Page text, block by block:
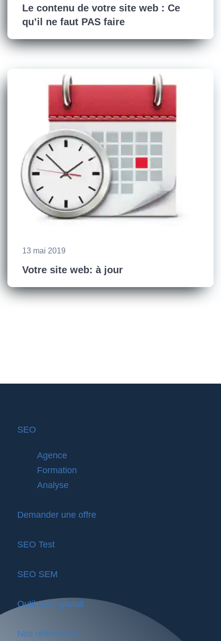
Le contenu de votre site web : Ce
qu’il ne faut PAS faire
13 mai 2019
Votre site web: à jour
SEO
Agence
Formation
Analyse
Demander une offre
SEO Test
SEO SEM
Outil SEO gratuit
Nos références